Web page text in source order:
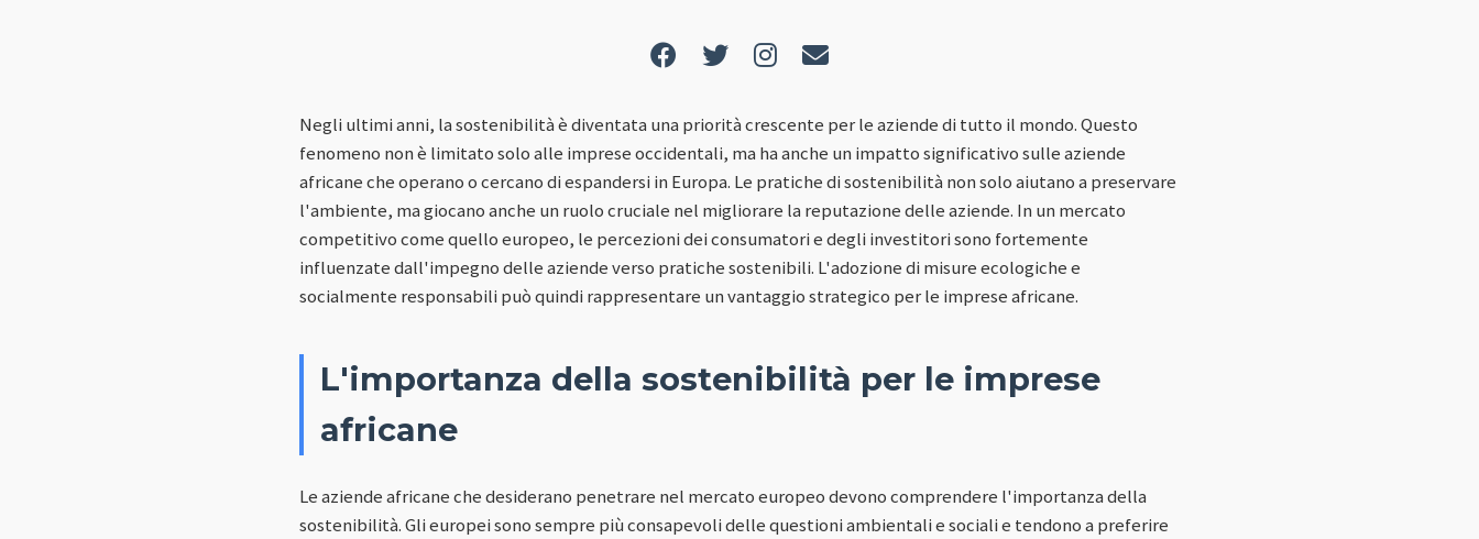
Negli ultimi anni, la sostenibilità è diventata una priorità crescente per le aziende di tutto il mondo. Questo
fenomeno non è limitato solo alle imprese occidentali, ma ha anche un impatto significativo sulle aziende
africane che operano o cercano di espandersi in Europa. Le pratiche di sostenibilità non solo aiutano a preservare
l'ambiente, ma giocano anche un ruolo cruciale nel migliorare la reputazione delle aziende. In un mercato
competitivo come quello europeo, le percezioni dei consumatori e degli investitori sono fortemente
influenzate dall'impegno delle aziende verso pratiche sostenibili. L'adozione di misure ecologiche e
socialmente responsabili può quindi rappresentare un vantaggio strategico per le imprese africane.
L'importanza della sostenibilità per le imprese
africane
Le aziende africane che desiderano penetrare nel mercato europeo devono comprendere l'importanza della
sostenibilità. Gli europei sono sempre più consapevoli delle questioni ambientali e sociali e tendono a preferire